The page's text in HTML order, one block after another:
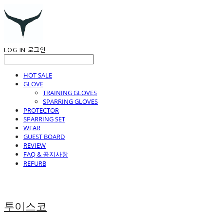
LOG IN 로그인
HOT SALE
GLOVE
TRAINING GLOVES
SPARRING GLOVES
PROTECTOR
SPARRING SET
WEAR
GUEST BOARD
REVIEW
FAQ & 공지사항
REFURB
투이스코